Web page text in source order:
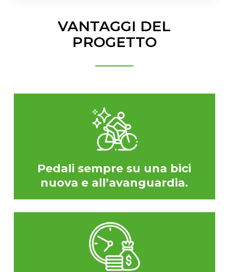
VANTAGGI DEL
PROGETTO
Pedali sempre su una bici
nuova e all’avanguardia.